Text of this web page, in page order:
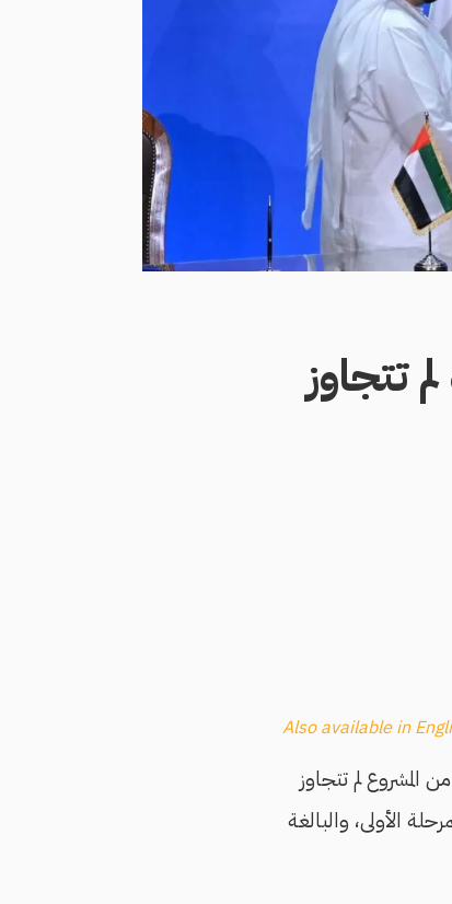
تتجاوز
Also available in
المشروع لم تتجاوز
الأولى، والبالغة